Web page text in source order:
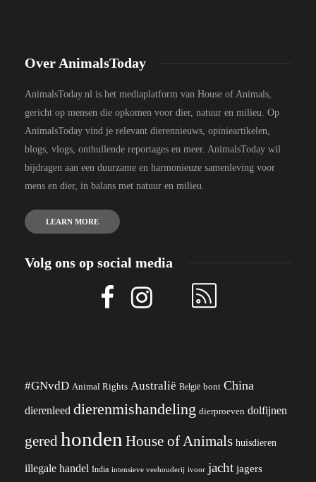
Over AnimalsToday
AnimalsToday.nl is het mediaplatform van House of Animals,
gericht op mensen die opkomen voor dier, natuur en milieu. Op
AnimalsToday vind je relevant dierennieuws, opinieartikelen,
blogs, vlogs, onthullende reportages en meer. AnimalsToday wil
bijdragen aan een duurzame en harmonieuze samenleving voor
mens en dier, in balans met natuur en milieu.
LEARN MORE
Volg ons op social media
#GNvdD Animal Rights Australië België bont China
dierenleed dierenmishandeling dierproeven dolfijnen
gered honden House of Animals huisdieren
illegale handel India intensieve veehouderij ivoor jacht jagers